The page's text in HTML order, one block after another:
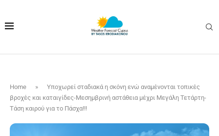
Home »
Υποχωρεί σταδιακά η σκόνη ενώ αναμένονται τοπικές
βροχές και καταιγίδες-Μεσημβρινή αστάθεια μέχρι Μεγάλη Τετάρτη-
Τάση καιρού για το Πάσχα!!!